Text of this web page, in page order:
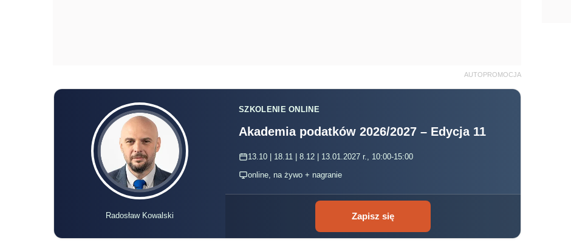
AUTOPROMOCJA
Radosław Kowalski
SZKOLENIE ONLINE
Akademia podatków 2026/2027 – Edycja 11
13.10 | 18.11 | 8.12 | 13.01.2027 r., 10:00-15:00
online, na żywo + nagranie
Zapisz się